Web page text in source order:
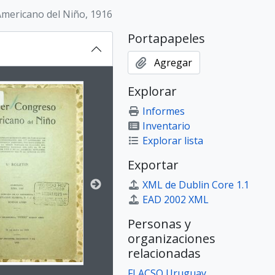
Niño, la Niña y Adolescentes
del Niño, 1916
title displayed in the following carousel. Clicking any
Portapapeles
Agregar
Explorar
Informes
Inventario
Explorar lista
Exportar
XML de Dublin Core 1.1
EAD 2002 XML
Personas y
organizaciones
relacionadas